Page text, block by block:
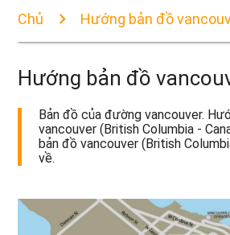
Chủ Hướng bản đồ
Hướng bản đồ
Bản đồ của đường vancouver.
vancouver (British Columbia -
bản đồ vancouver (British
về.